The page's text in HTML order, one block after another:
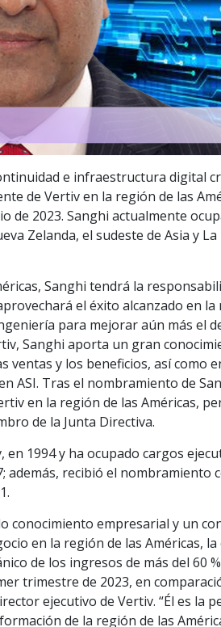
e infraestructura digital
de Vertiv en la región de las
de 2023. Sanghi actualmente
Zelanda, el sudeste de Asia y La
Sanghi tendrá la
el éxito alcanzado en la
para mejorar aún más el
Sanghi aporta un gran
y los beneficios, así como
ASI. Tras el nombramiento de
en la región de las Américas,
de la Junta Directiva.
1994 y ha ocupado cargos
además, recibió el nombramiento
conocimiento empresarial y un
en la región de las Américas, la
de los ingresos de más del 60
trimestre de 2023, en
ejecutivo de Vertiv. “Él es la
de la región de las